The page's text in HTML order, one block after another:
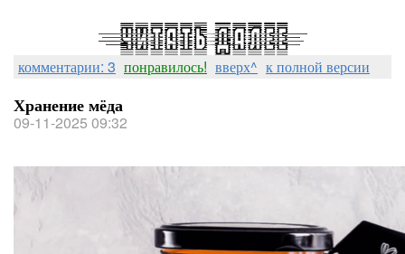
комментарии: 3 понравилось! вверх^ к полной версии
Хранение мёда
09-11-2025 09:32